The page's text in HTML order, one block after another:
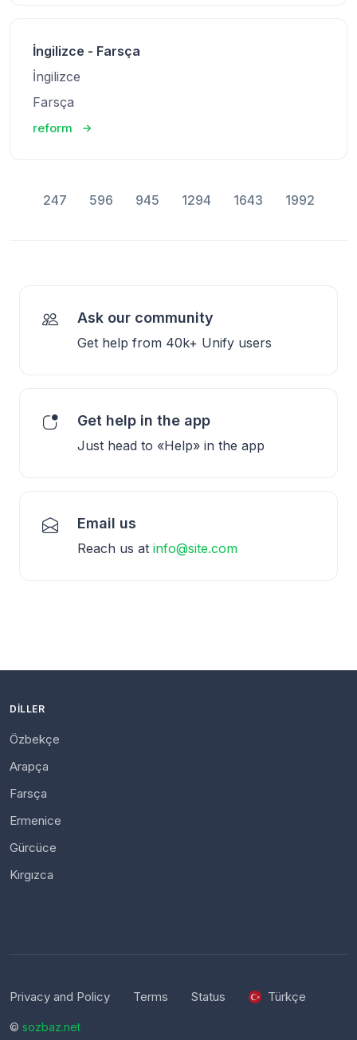
İngilizce - Farsça
İngilizce
Farsça
reform
247 596 945 1294 1643 1992
Ask our community
Get help from 40k+ Unify users
Get help in the app
Just head to «Help» in the app
Email us
Reach us at info@site.com
DILLER
Özbekçe
Arapça
Farsça
Ermenice
Gürcüce
Kırgızca
Privacy and Policy Terms Status Türkçe
© sozbaz.net